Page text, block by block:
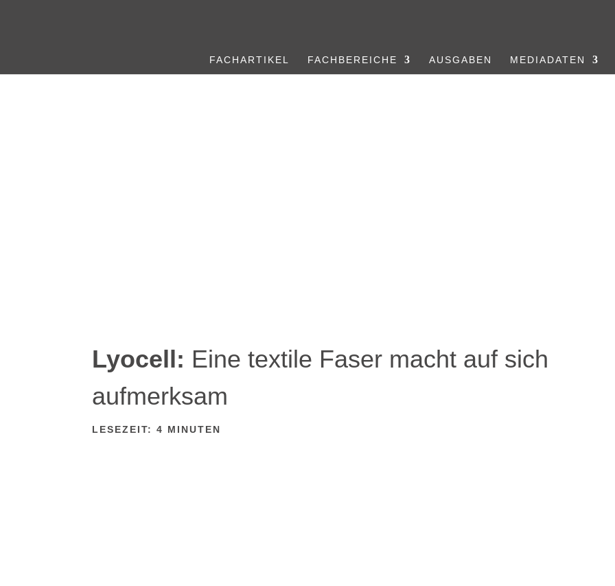
FACHARTIKEL FACHBEREICHE AUSGABEN MEDIADATEN
Lyocell: Eine textile Faser macht auf sich
aufmerksam
LESEZEIT: 4 MINUTEN